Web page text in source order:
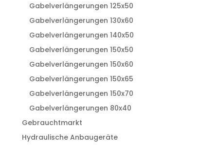
Gabelverlängerungen 125x50
Gabelverlängerungen 130x60
Gabelverlängerungen 140x50
Gabelverlängerungen 150x50
Gabelverlängerungen 150x60
Gabelverlängerungen 150x65
Gabelverlängerungen 150x70
Gabelverlängerungen 80x40
Gebrauchtmarkt
Hydraulische Anbaugeräte